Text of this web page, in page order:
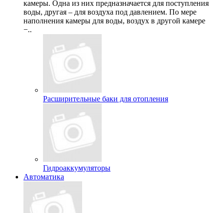
камеры. Одна из них предназначается для поступления
воды, другая – для воздуха под давлением. По мере
наполнения камеры для воды, воздух в другой камере
−..
Расширительные баки для отопления
Гидроаккумуляторы
Автоматика